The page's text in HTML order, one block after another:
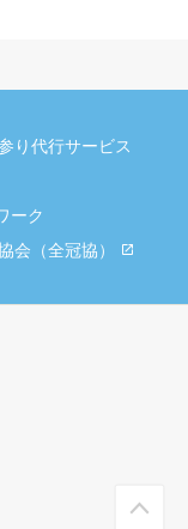
り代行サービス
ーク
会（全冠協）